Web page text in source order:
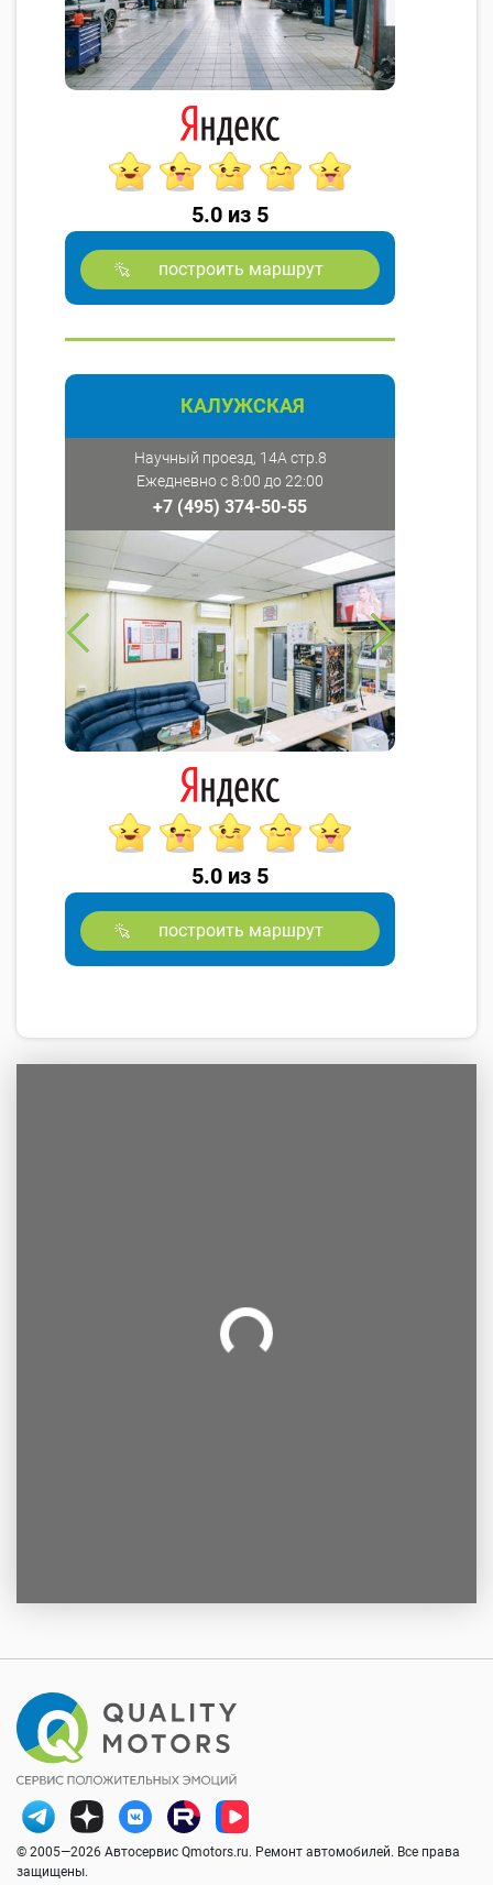
5.0 из 5
построить маршрут
КАЛУЖСКАЯ
Научный проезд, 14А стр.8
Ежедневно с 8:00 до 22:00
+7 (495) 374-50-55
5.0 из 5
построить маршрут
© 2005—2026 Автосервис Qmotors.ru. Ремонт автомобилей. Все права
защищены.